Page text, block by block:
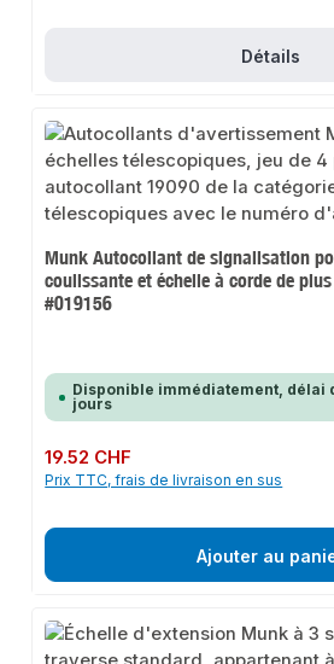
Détails
Munk Autocollant de signalisation
coulissante et échelle à corde de
#019156
Disponible immédiatement, délai
jours
Prix régulier :
19.52 CHF
Prix TTC, frais de livraison en sus
Ajouter au